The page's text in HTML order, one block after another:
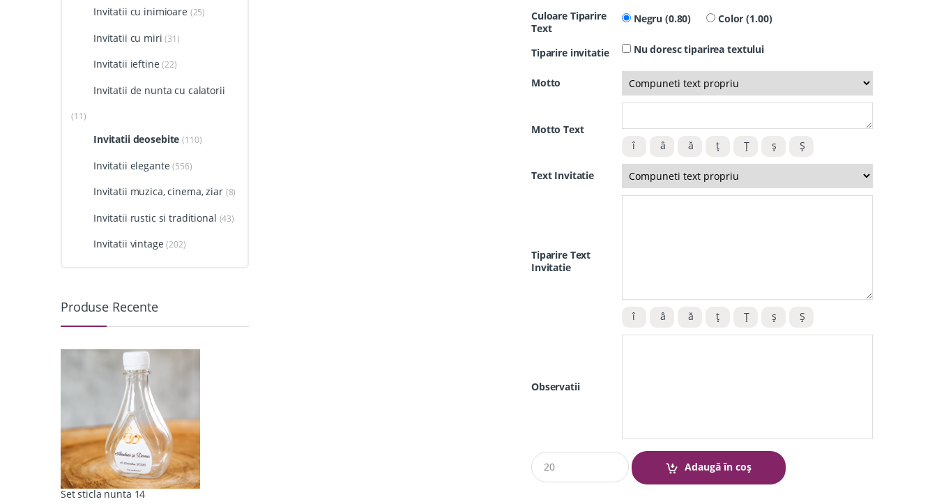
Culoare Tiparire
Text
Negru (0.80) Color (1.00)
Tiparire invitatie Nu doresc tiparirea textului
Motto
Motto Text
Text Invitatie
Tiparire Text
Invitatie
Observatii
Q
u
Adaugă în coș
Invitatii cu inimioare (25)
Invitatii cu miri (31)
Invitatii ieftine (22)
Invitatii de nunta cu calatorii
(11)
Invitatii deosebite (110)
Invitatii elegante (556)
Invitatii muzica, cinema, ziar (8)
Invitatii rustic si traditional (43)
Invitatii vintage (202)
Produse Recente
Set sticla nunta 14